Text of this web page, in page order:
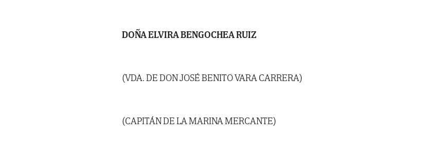
DOÑA ELVIRA BENGOCHEA RUIZ
(VDA. DE DON JOSÉ BENITO VARA CARRERA)
(CAPITÁN DE LA MARINA MERCANTE)